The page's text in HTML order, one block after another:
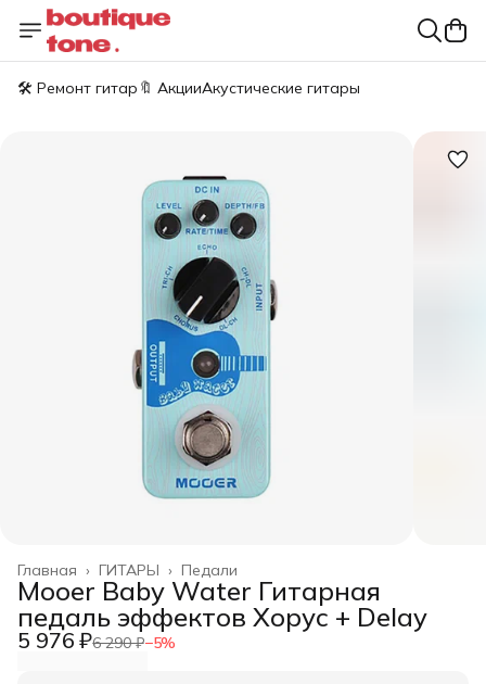
🛠️ Ремонт гитар 🔖 АкцииАкустические гитары
Педали
ГИТАРЫ ›
Главная ›
Mooer Baby Water Гитарная
педаль эффектов Хорус + Delay
5 976 ₽6 290 ₽−5%